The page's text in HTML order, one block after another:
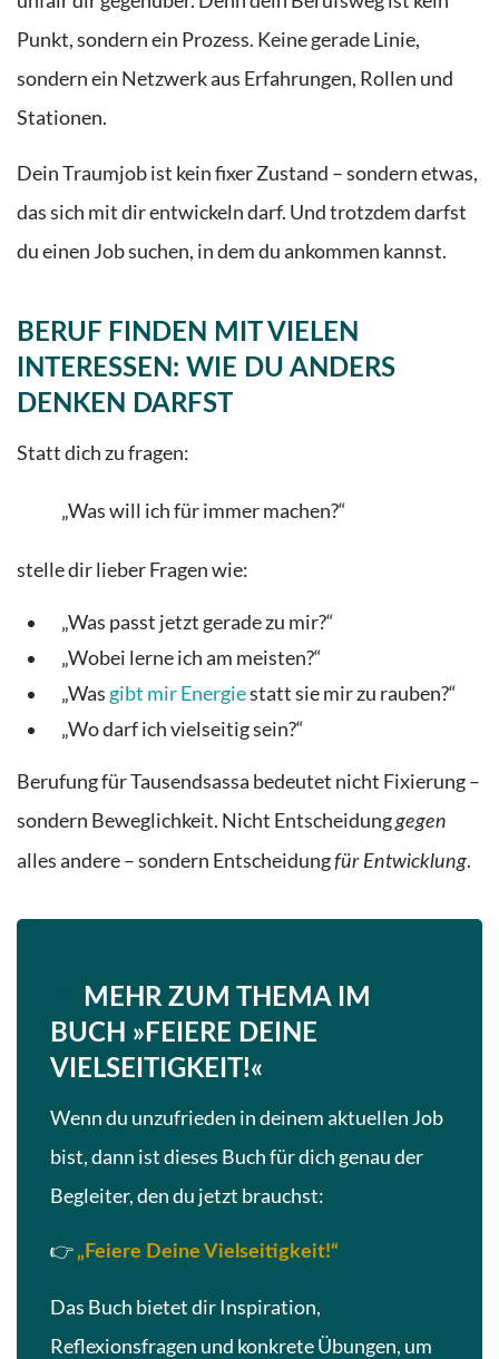
Punkt, sondern ein Prozess. Keine gerade Linie,
sondern ein Netzwerk aus Erfahrungen, Rollen und
Stationen.
Dein Traumjob ist kein fixer Zustand – sondern etwas,
das sich mit dir entwickeln darf. Und trotzdem darfst
du einen Job suchen, in dem du ankommen kannst.
BERUF FINDEN MIT VIELEN
INTERESSEN: WIE DU ANDERS
DENKEN DARFST
Statt dich zu fragen:
„Was will ich für immer machen?“
stelle dir lieber Fragen wie:
„Was passt jetzt gerade zu mir?“
„Wobei lerne ich am meisten?“
„Wasgibt mir Energiestatt sie mir zu rauben?“
„Wo darf ich vielseitig sein?“
Berufung für Tausendsassa bedeutet nicht Fixierung –
sondern Beweglichkeit. Nicht Entscheidunggegen
alles andere – sondern Entscheidungfür Entwicklung.
MEHR ZUM THEMA IM
BUCH »FEIERE DEINE
VIELSEITIGKEIT!«
Wenn du unzufrieden in deinem aktuellen Job
bist, dann ist dieses Buch für dich genau der
Begleiter, den du jetzt brauchst:
👉 „Feiere Deine Vielseitigkeit!“
Das Buch bietet dir Inspiration,
Reflexionsfragen und konkrete Übungen, um